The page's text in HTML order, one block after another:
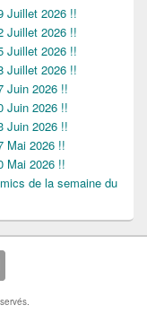
Juillet 2026 !!
Juillet 2026 !!
Juillet 2026 !!
Juillet 2026 !!
Juin 2026 !!
Juin 2026 !!
Juin 2026 !!
Mai 2026 !!
Mai 2026 !!
de la semaine du